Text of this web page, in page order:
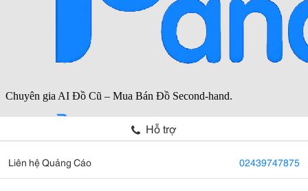
Hỗ trợ
Liên hệ Quảng Cáo 02439747875